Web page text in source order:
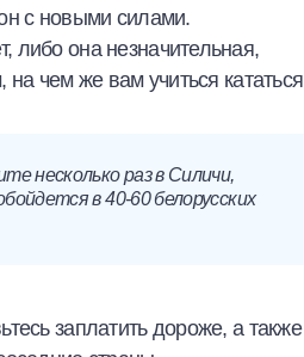
с новыми силами.
либо она незначительная,
чем же вам учиться
несколько раз в Силичи,
в 40-60 белорусских
заплатить дороже, а также